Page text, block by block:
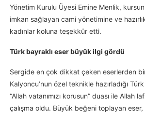
Yönetim Kurulu Üyesi Emine Menlik,
imkan sağlayan cami yönetimine ve
kadınlar koluna teşekkür etti.
Türk bayraklı eser büyük ilgi gördü
Sergide en çok dikkat çeken eserlerden
Kalyoncu’nun özel teknikle hazırladığı
“Allah vatanımızı korusun” duası ile Allah
çalışma oldu. Büyük beğeni toplayan